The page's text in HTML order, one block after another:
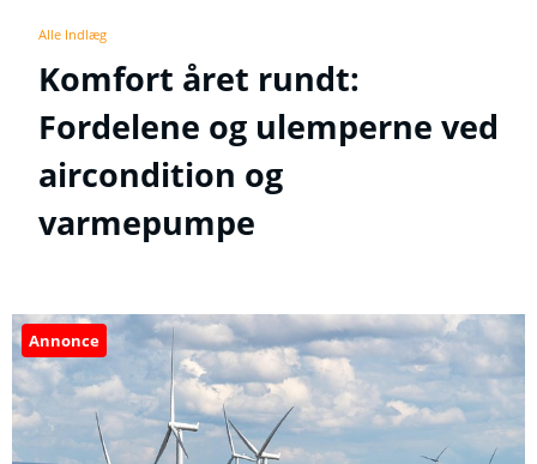
Alle Indlæg
Komfort året rundt:
Fordelene og ulemperne ved
aircondition og
varmepumpe
Annonce